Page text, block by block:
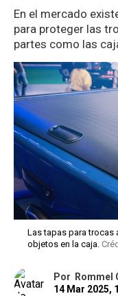
En el mercado
para proteger las
partes como las
Las tapas para trocas
objetos en la caja.
Por
Rommel
14 Mar 2025,